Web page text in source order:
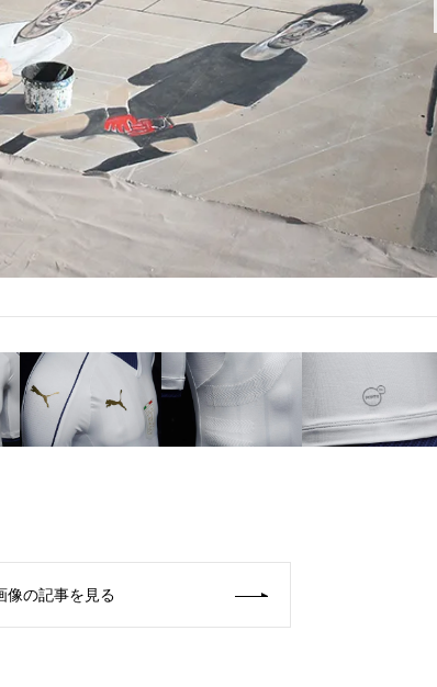
像の記事を見る